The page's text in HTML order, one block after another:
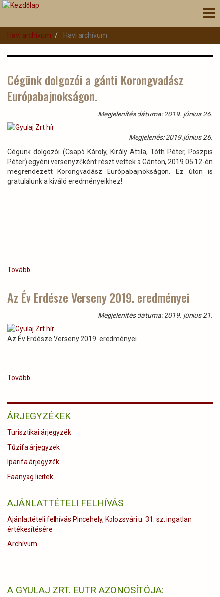
Ugrás
Havi archívum
Havi archívum
Cégünk dolgozói a gánti Korongvadász
Európabajnokságon.
Megjelenítés dátuma: 2019. június 26.
Megjelenés: 2019.június 26.
Cégünk dolgozói (Csapó Károly, Király Attila, Tóth Péter, Poszpis
Péter) egyéni versenyzőként részt vettek a Gánton, 2019.05.12-én
megrendezett Korongvadász Európabajnokságon. Ez úton is
gratulálunk a kiváló eredményeikhez!
Tovább
gánti
Az Év Erdésze Verseny 2019. eredményei
Megjelenítés dátuma: 2019. június 21.
Az Év Erdésze Verseny 2019. eredményei
Tovább
2019.
ÁRJEGYZÉKEK
Turisztikai árjegyzék
Tűzifa árjegyzék
Iparifa árjegyzék
Faanyag licitek
AJÁNLATTÉTELI FELHÍVÁS
Ajánlattételi felhívás Pincehely, Kolozsvári u. 31. sz. ingatlan
értékesítésére
Archívum
A GYULAJ ZRT. EUTR AZONOSÍTÓJA: